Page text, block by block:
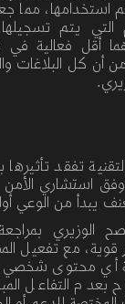
استخدامها، مما
التي يتم
أقل فعالية في
من أن كل البلاغات
.
تفقد تأثيرها
وفق استشاري
الأمن
يبدأ من الوعي
الوزيري
مع تفعيل
أي محتوى
بعدم التفاعل